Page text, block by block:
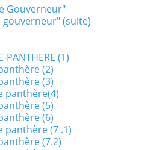
Gouverneur"
gouverneur" (suite)
PANTHERE (1)
(2)
(3)
panthère(4)
(5)
(6)
panthère (7 .1)
(7.2)